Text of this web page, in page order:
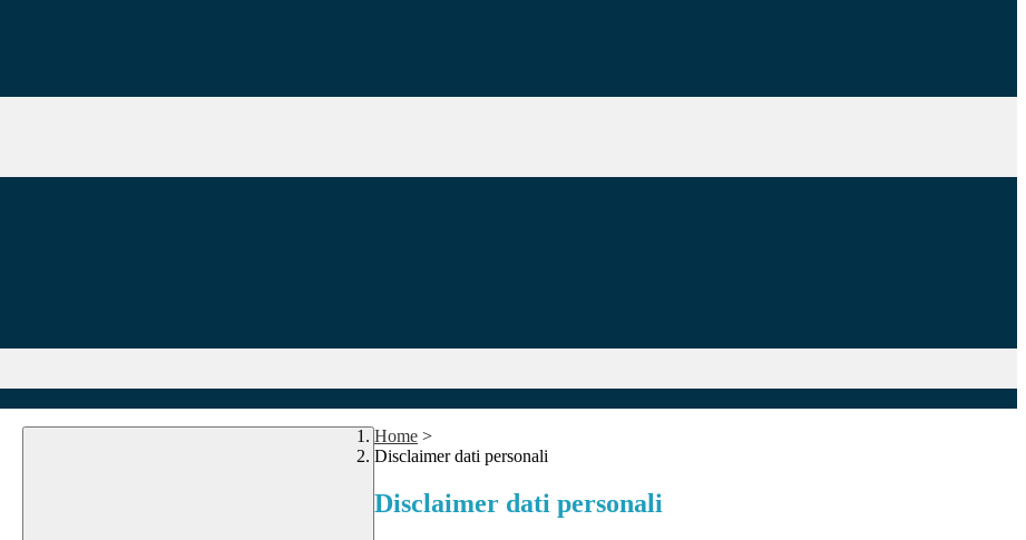
Home >
Disclaimer dati personali
Disclaimer dati personali